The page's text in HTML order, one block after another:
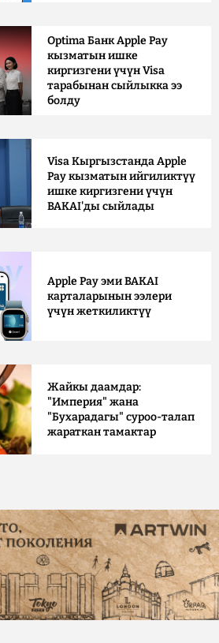
Optima Банк Apple Pay
кызматын ишке
киргизгени үчүн Visa
тарабынан сыйлыкка ээ
болду
Visa Кыргызстанда Apple
Pay кызматын ийгиликтүү
ишке киргизгени үчүн
BAKAI'ды сыйлады
Apple Pay эми BAKAI
карталарынын ээлери
үчүн жеткиликтүү
Жайкы даамдар:
"Империя" жана
"Бухарадагы" суроо-талап
жараткан тамактар